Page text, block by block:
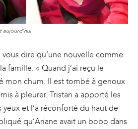
aujourd’hui
vous dire qu’une nouvelle comme
famille. « Quand j’ai reçu le
mon chum. Il est tombé à genoux
à pleurer. Tristan a apporté les
yeux et l’a réconforté du haut de
qu’Ariane avait un bobo dans